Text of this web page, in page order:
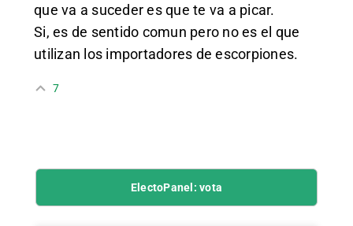
que va a suceder es que te va a picar.
Si, es de sentido comun pero no es el que
utilizan los importadores de escorpiones.
7
ElectoPanel: vota